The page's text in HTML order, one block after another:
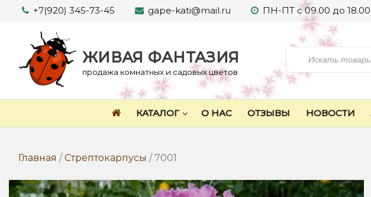
Перейти
содержимому
+7(920) 345-73-45 gape-kati@mail.ru ПН-ПТ с 09.00 до 18.00
ЖИВАЯ ФАНТАЗИЯ
продажа комнатных и садовых цветов
КАТАЛОГ О НАС ОТЗЫВЫ НОВОСТИ
Главная / Стрептокарпусы / 7001